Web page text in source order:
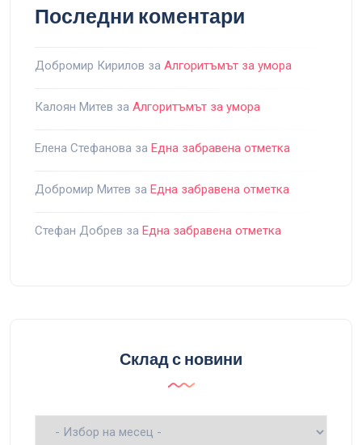
Последни коментари
Добромир Кирилов за Алгоритъмът за умора
Калоян Митев за Алгоритъмът за умора
Елена Стефанова за Една забравена отметка
Добромир Митев за Една забравена отметка
Стефан Добрев за Една забравена отметка
Склад с новини
Склад